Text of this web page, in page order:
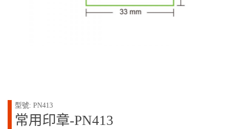
型號: PN413
常用印章-PN413